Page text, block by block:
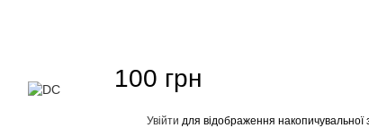
100 грн
Увійти для відображення накопичувальної